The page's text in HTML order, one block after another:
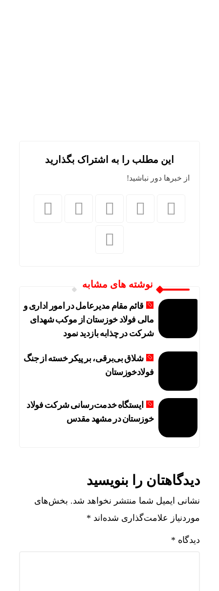
این مطلب را به اشتراک بگذارید
از خبرها دور نباشید!
نوشته های مشابه
قائم مقام مدیرعامل در امور اداری و
مالی فولاد خوزستان از موکب شهدای
شرکت در چذابه بازدید نمود
شلاق‌ بی‌برقی، بر پیکر خسته‌ از جنگ
فولادخوزستان
ایستگاه خدمت‌رسانی شرکت فولاد
خوزستان در مشهد مقدس
دیدگاهتان را بنویسید
نشانی ایمیل شما منتشر نخواهد شد. بخش‌های
موردنیاز علامت‌گذاری شده‌اند *
دیدگاه *